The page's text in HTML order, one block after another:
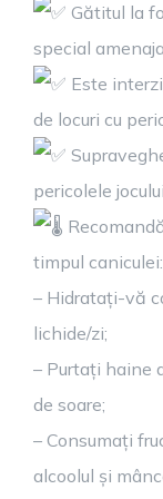
Gătitul la
special
Este
de locuri cu
pericolele
timpul caniculei:
– Hidratați-vă
lichide/zi;
– Purtați haine
de soare;
– Consumați
alcoolul și